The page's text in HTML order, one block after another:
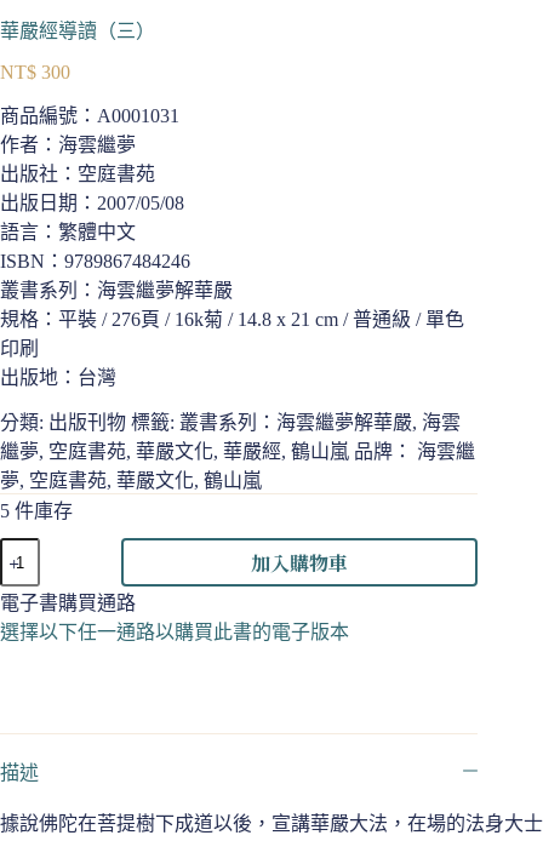
bo
ok A
華嚴經導讀（三）
NT$ 300
商品編號： A0001031
作者：海雲繼夢
出版社：空庭書苑
出版日期：2007/05/08
語言：繁體中文
ISBN：9789867484246
叢書系列：海雲繼夢解華嚴
規格：平裝 / 276頁 / 16k菊 / 14.8 x 21 cm / 普通級 / 單色
印刷
出版地：台灣
分類: 出版刊物 標籤: 叢書系列：海雲繼夢解華嚴, 海雲
繼夢, 空庭書苑, 華嚴文化, 華嚴經, 鶴山嵐 品牌： 海雲繼
夢, 空庭書苑, 華嚴文化, 鶴山嵐
5 件庫存
經
導
量
加入購物車
電子書購買通路
選擇以下任一通路以購買此書的電子版本
描述
據說佛陀在菩提樹下成道以後，宣講華嚴大法，在場的法身大士